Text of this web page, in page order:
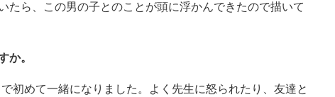
たら、この男の子とのことが頭に浮かんできたので描いて
か。
初めて一緒になりました。よく先生に怒られたり、友達と